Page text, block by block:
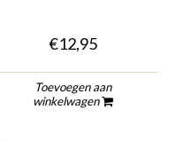
€12,95
Toevoegen aan
winkelwagen